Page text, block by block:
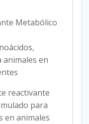
Metabólico
en
reactivante
para
en animales